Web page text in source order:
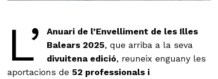
L’
Anuari de l’Envelliment de les Illes
Balears 2025, que arriba a la seva
divuitena edició, reuneix enguany les
aportacions de52 professionals i